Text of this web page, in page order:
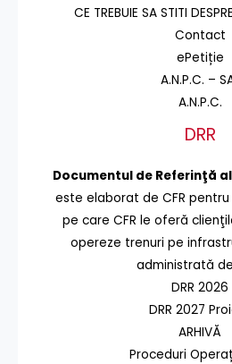
CE TREBUIE SA STITI
Contact
ePetiție
A.N.P.C. –
A.N.P.C.
DRR
Documentul de Referinţă al
este elaborat de CFR
pe care CFR le oferă
opereze trenuri pe
administrată de
DRR 2026
DRR 2027
ARHIVĂ
Proceduri